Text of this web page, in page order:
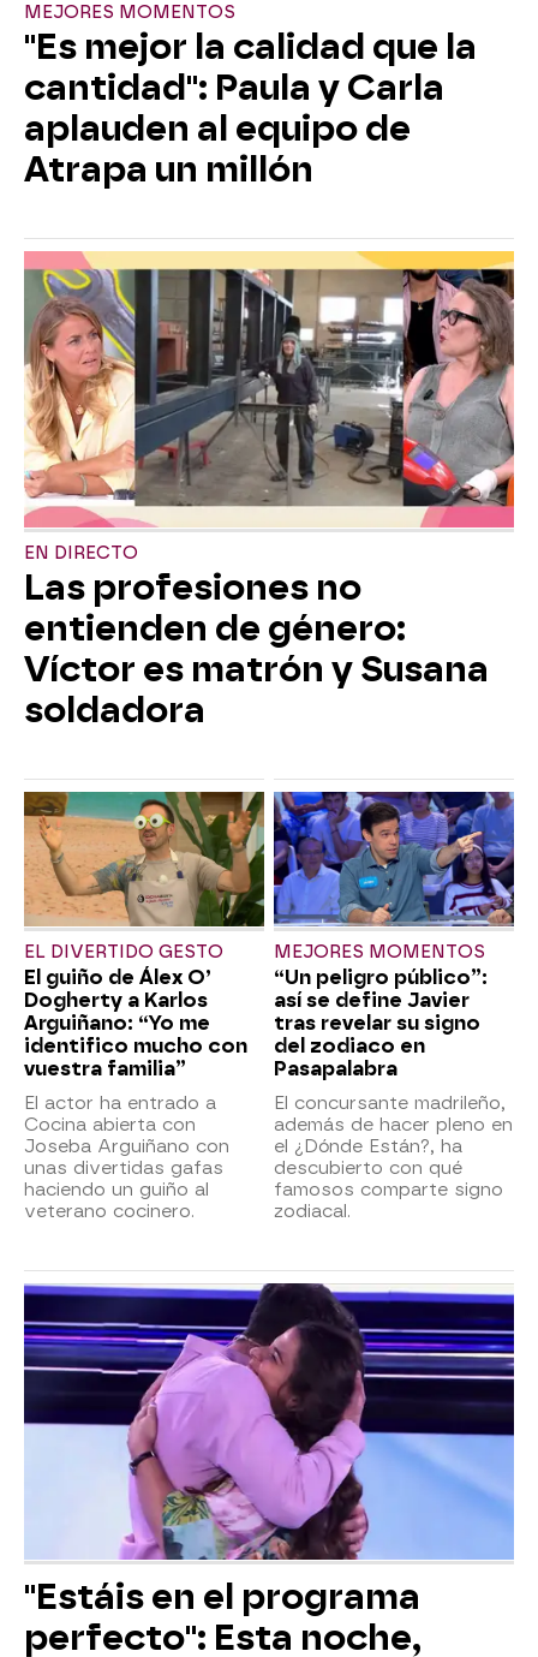
MEJORES MOMENTOS
"Es mejor la calidad que la
cantidad": Paula y Carla
aplauden al equipo de
Atrapa un millón
EN DIRECTO
Las profesiones no
entienden de género:
Víctor es matrón y Susana
soldadora
EL DIVERTIDO GESTO
El guiño de Álex O’
Dogherty a Karlos
Arguiñano: “Yo me
identifico mucho con
vuestra familia”
El actor ha entrado a
Cocina abierta con
Joseba Arguiñano con
unas divertidas gafas
haciendo un guiño al
veterano cocinero.
MEJORES MOMENTOS
“Un peligro público”:
así se define Javier
tras revelar su signo
del zodiaco en
Pasapalabra
El concursante madrileño,
además de hacer pleno en
el ¿Dónde Están?, ha
descubierto con qué
famosos comparte signo
zodiacal.
"Estáis en el programa
perfecto": Esta noche,